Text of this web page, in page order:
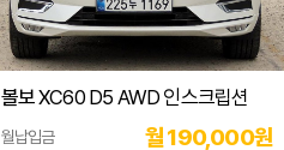
스마트
스바루
스즈키
볼보XC60 D5 AWD 인스크립션
월납입금 월 190,000원